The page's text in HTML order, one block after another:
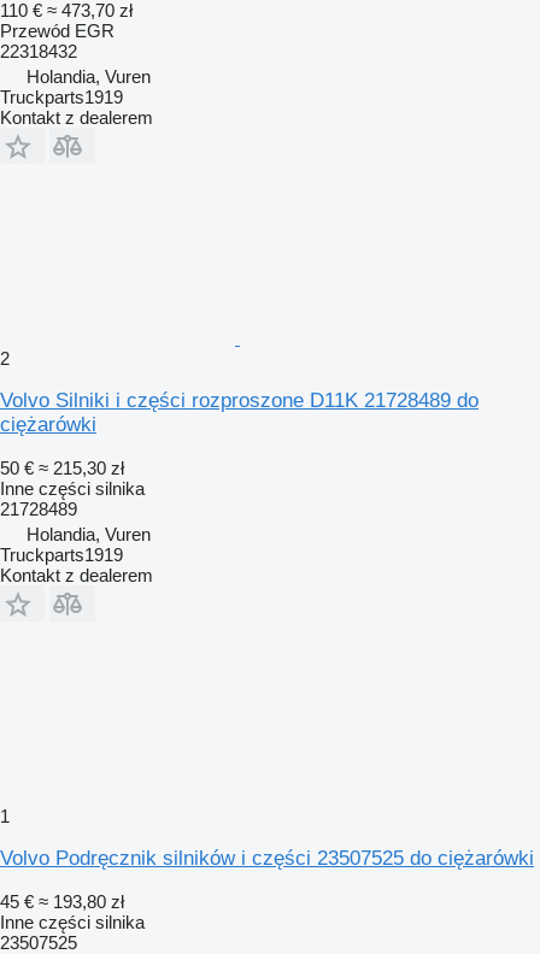
110 € ≈ 473,70 zł
Przewód EGR
22318432
Holandia, Vuren
Truckparts1919
Kontakt z dealerem
2
Volvo Silniki i części rozproszone D11K 21728489 do
ciężarówki
50 € ≈ 215,30 zł
Inne części silnika
21728489
Holandia, Vuren
Truckparts1919
Kontakt z dealerem
1
Volvo Podręcznik silników i części 23507525 do ciężarówki
45 € ≈ 193,80 zł
Inne części silnika
23507525